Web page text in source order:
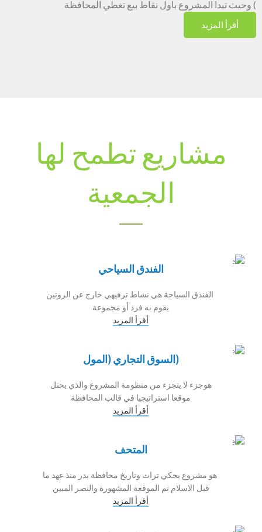
) وحيث تبدا المشروع باول نقاط بيع تغطي المحافظة
أقرأ المزيد
مشاريع تطمح لها
الجمعية
الفندق السياحي
الفندق السياحة هي نشاط ترفيهي خارج عن الروتين
يقوم به فرد أو مجموعة
أقرأ المزيد
(السوق التجاري (المول
هوجزء لا يتجزء من منظومة المشروع والذي يحتل
موقعا استراتيجيا في قالب المحافظة
أقرأ المزيد
المتحف
هو مشروع يحكي تراث وتاريخ محافظة بدر منذ عهد ما
قبل الاسلام ثم الموقعة المشهورة والنصر المبين
أقرأ المزيد